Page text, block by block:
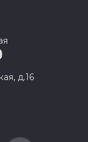
д.16